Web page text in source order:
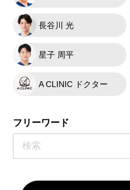
長谷川 光
星子 周平
A CLINIC ドクター
フリーワード